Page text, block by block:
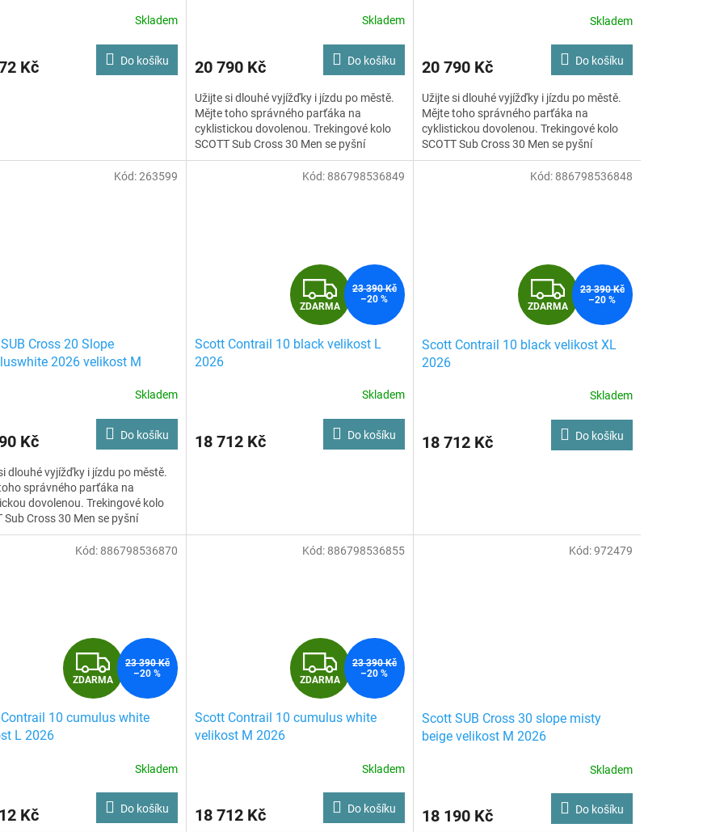
M
A
Skladem
Kč Do košíku
Skladem
20 790 Kč Do košíku
Užijte si dlouhé vyjížďky i jízdu po městě.
Mějte toho správného parťáka na
cyklistickou dovolenou. Trekingové kolo
SCOTT Sub Cross 30 Men se pyšní
uzamykatelnou vidlicí, špičkovými
komponenty Syncros a ještě k tomu
Skladem
20 790 Kč Do košíku
Užijte si dlouhé vyjížďky i jízdu po městě.
Mějte toho správného parťáka na
cyklistickou dovolenou. Trekingové kolo
SCOTT Sub Cross 30 Men se pyšní
uzamykatelnou vidlicí, špičkovými
komponenty Syncros a ještě k tomu
Cross 20 Slope
2026 velikost M
Skladem
Kč Do košíku
dlouhé vyjížďky i jízdu po městě.
správného parťáka na
dovolenou. Trekingové kolo
Sub Cross 30 Men se pyšní
vidlicí, špičkovými
Syncros a ještě k tomu
Kód:263599
Z
D
A
M
A
ZDARMA
23 390 Kč
–20 %
Scott Contrail 10 black velikost L
2026
Skladem
18 712 Kč Do košíku
Kód: 886798536849
Z
D
A
M
A
ZDARMA
23 390 Kč
–20 %
Scott Contrail 10 black velikost XL
2026
Skladem
18 712 Kč Do košíku
Kód: 886798536848
Z
D
A
M
ZDARMA
23 390 Kč
–20 %
10 cumulus white
L 2026
Skladem
Kč Do košíku
Kód: 886798536870
Z
D
A
M
ZDARMA
23 390 Kč
–20 %
Scott Contrail 10 cumulus white
velikost M 2026
Skladem
18 712 Kč Do košíku
Kód: 886798536855
Scott SUB Cross 30 slope misty
beige velikost M 2026
Skladem
18 190 Kč Do košíku
Kód:972479